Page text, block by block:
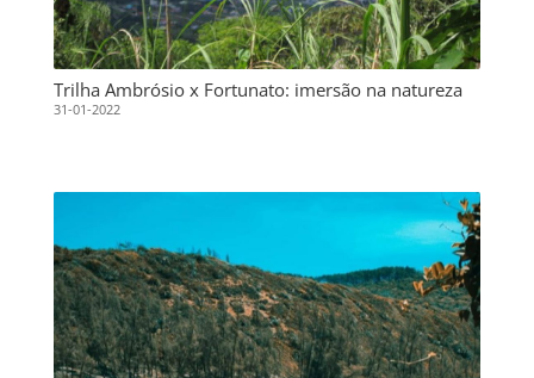
Trilha Ambrósio x Fortunato: imersão na natureza
31-01-2022